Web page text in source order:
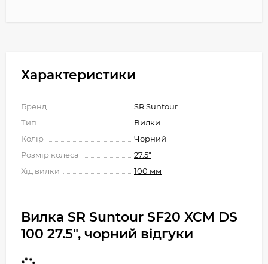
Характеристики
Бренд
SR Suntour
Тип
Вилки
Колір
Чорний
Розмір колеса
27.5"
Хід вилки
100 мм
Вилка SR Suntour SF20 XCM DS
100 27.5", чорний відгуки